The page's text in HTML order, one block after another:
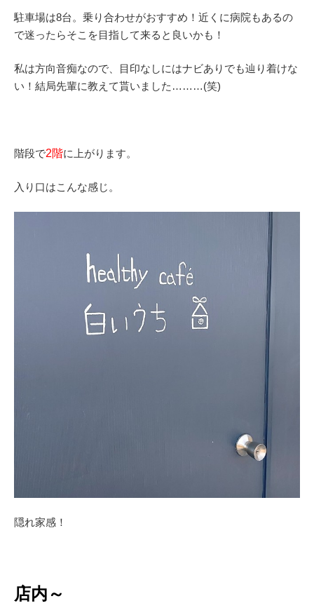
駐車場は8台。乗り合わせがおすすめ！近くに病院もあるの
で迷ったらそこを目指して来ると良いかも！
私は方向音痴なので、目印なしにはナビありでも辿り着けな
い！結局先輩に教えて貰いました………(笑)
階段で2階に上がります。
入り口はこんな感じ。
隠れ家感！
店内～